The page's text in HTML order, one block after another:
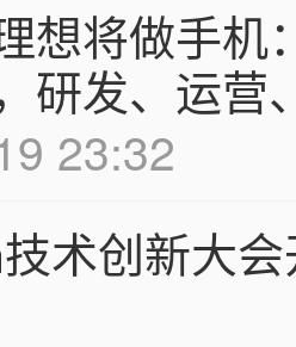
想将做手机
研发、运营
23:32
术创新大